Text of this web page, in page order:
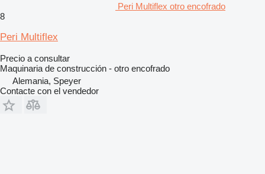
Peri Multiflex otro encofrado
8
Peri Multiflex
Precio a consultar
Maquinaria de construcción - otro encofrado
Alemania, Speyer
Contacte con el vendedor